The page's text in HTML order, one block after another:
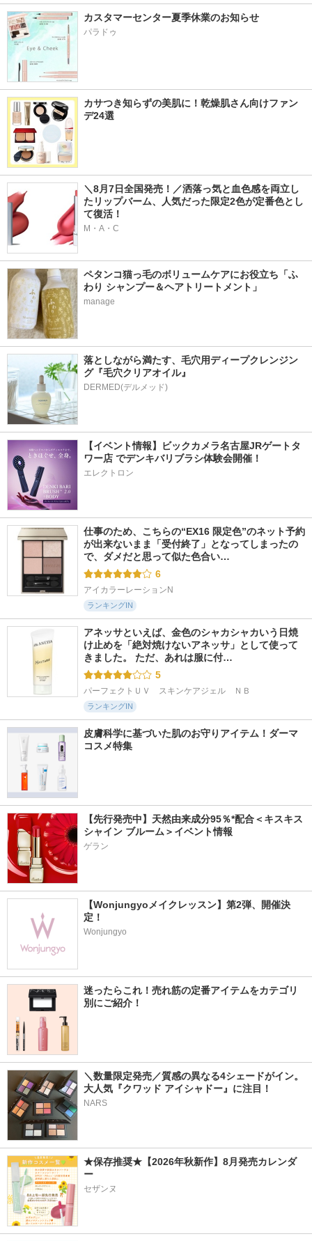
カスタマーセンター夏季休業のお知らせ
パラドゥ
カサつき知らずの美肌に！乾燥肌さん向けファン
デ24選
＼8月7日全国発売！／洒落っ気と血色感を両立し
たリップバーム、人気だった限定2色が定番色とし
て復活！
M・A・C
ペタンコ猫っ毛のボリュームケアにお役立ち「ふ
わり シャンプー＆ヘアトリートメント」
manage
落としながら満たす、毛穴用ディープクレンジン
グ『毛穴クリアオイル』
【イベント情報】ビックカメラ名古屋JRゲートタ
ワー店 でデンキバリブラシ体験会開催！
エレクトロン
仕事のため、こちらの“EX16 限定色”のネット予約
が出来ないまま「受付終了」となってしまったの
で、ダメだと思って似た色合い…
6
アイカラーレーションN
ランキングIN
アネッサといえば、金色のシャカシャカいう日焼
け止めを「絶対焼けないアネッサ」として使って
きました。 ただ、あれは服に付…
5
パーフェクトＵＶ　スキンケアジェル　ＮＢ
ランキングIN
皮膚科学に基づいた肌のお守りアイテム！ダーマ
コスメ特集
【先行発売中】天然由来成分95％*配合＜キスキス
シャイン ブルーム＞イベント情報
ゲラン
【Wonjungyoメイクレッスン】第2弾、開催決
定！
Wonjungyo
迷ったらこれ！売れ筋の定番アイテムをカテゴリ
別にご紹介！
＼数量限定発売／質感の異なる4シェードがイン。
大人気『クワッド アイシャドー』に注目！
NARS
★保存推奨★【2026年秋新作】8月発売カレンダ
ー
セザンヌ